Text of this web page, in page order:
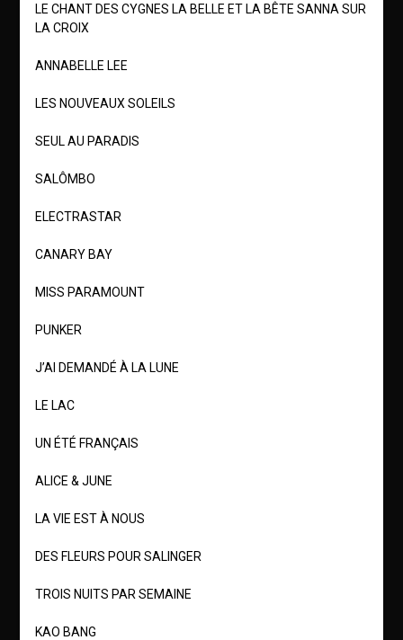
LE CHANT DES CYGNES LA BELLE ET LA BÊTE SANNA SUR
LA CROIX
ANNABELLE LEE
LES NOUVEAUX SOLEILS
SEUL AU PARADIS
SALÔMBO
ELECTRASTAR
CANARY BAY
MISS PARAMOUNT
PUNKER
J’AI DEMANDÉ À LA LUNE
LE LAC
UN ÉTÉ FRANÇAIS
ALICE & JUNE
LA VIE EST À NOUS
DES FLEURS POUR SALINGER
TROIS NUITS PAR SEMAINE
KAO BANG